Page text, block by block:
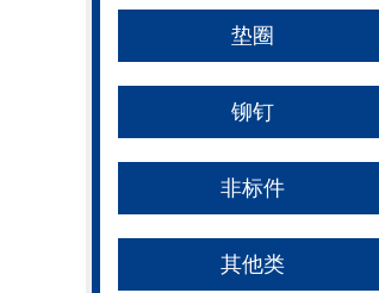
垫圈
铆钉
非标件
其他类